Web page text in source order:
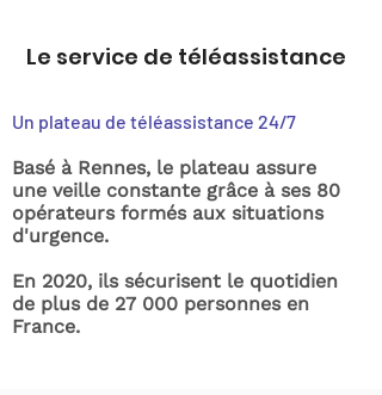
Le service de téléassistance
Un plateau de téléassistance 24/7
Basé à Rennes, le plateau assure
une veille constante grâce à ses 80
opérateurs formés aux situations
d'urgence.
En 2020, ils sécurisent le quotidien
de plus de 27 000 personnes en
France.